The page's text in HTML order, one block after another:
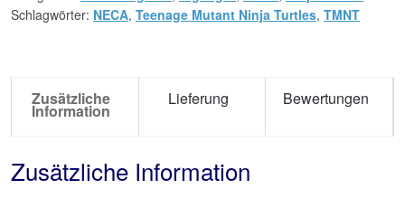
Schlagwörter: NECA, Teenage Mutant Ninja Turtles, TMNT
Zusätzliche
Information
Lieferung Bewertungen
Zusätzliche Information